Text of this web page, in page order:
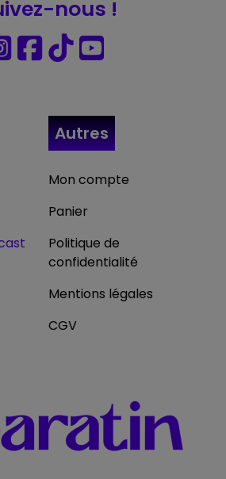
nous !
Autres
Mon compte
Panier
Politique de
confidentialité
Mentions légales
CGV